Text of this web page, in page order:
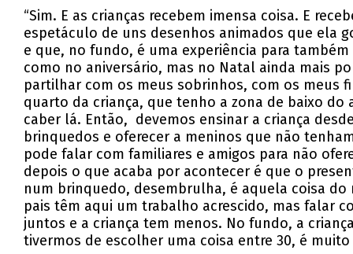
“Sim. E as crianças recebem imensa coisa. E
espetáculo de uns desenhos animados que ela
e que, no fundo, é uma experiência para
como no aniversário, mas no Natal ainda mais
partilhar com os meus sobrinhos, com os meus
quarto da criança, que tenho a zona de baixo
caber lá. Então, devemos ensinar a criança
brinquedos e oferecer a meninos que não
pode falar com familiares e amigos para não
depois o que acaba por acontecer é que o
num brinquedo, desembrulha, é aquela coisa
pais têm aqui um trabalho acrescido, mas falar
juntos e a criança tem menos. No fundo, a
tivermos de escolher uma coisa entre 30, é